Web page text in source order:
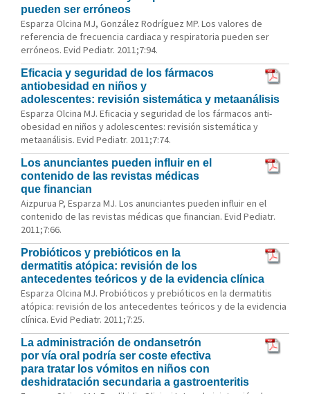
pueden ser erróneos
Esparza Olcina MJ, González Rodríguez MP. Los valores de
referencia de frecuencia cardiaca y respiratoria pueden ser
erróneos. Evid Pediatr. 2011;7:94.
Eficacia y seguridad de los fármacos
antiobesidad en niños y
adolescentes: revisión sistemática y metaanálisis
Esparza Olcina MJ. Eficacia y seguridad de los fármacos anti-
obesidad en niños y adolescentes: revisión sistemática y
metaanálisis. Evid Pediatr. 2011;7:74.
Los anunciantes pueden influir en el
contenido de las revistas médicas
que financian
Aizpurua P, Esparza MJ. Los anunciantes pueden influir en el
contenido de las revistas médicas que financian. Evid Pediatr.
2011;7:66.
Probióticos y prebióticos en la
dermatitis atópica: revisión de los
antecedentes teóricos y de la evidencia clínica
Esparza Olcina MJ. Probióticos y prebióticos en la dermatitis
atópica: revisión de los antecedentes teóricos y de la evidencia
clínica. Evid Pediatr. 2011;7:25.
La administración de ondansetrón
por vía oral podría ser coste efectiva
para tratar los vómitos en niños con
deshidratación secundaria a gastroenteritis